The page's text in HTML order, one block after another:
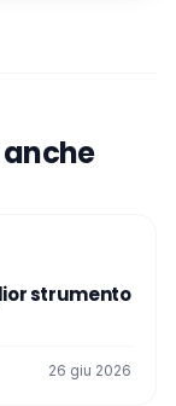
strumento
26 giu 2026